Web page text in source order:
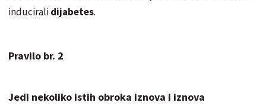
induciralidijabetes.
Pravilo br. 2
Jedi nekoliko istih obroka iznova i iznova